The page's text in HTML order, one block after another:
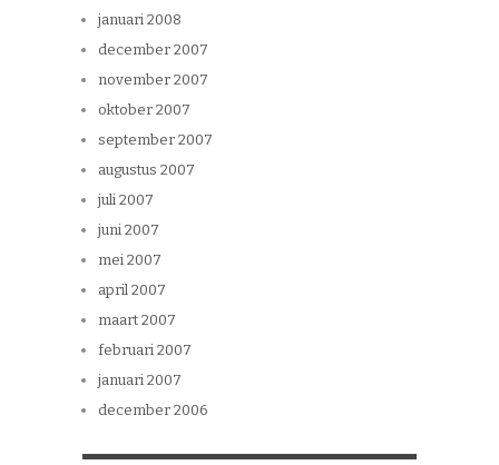
januari 2008
december 2007
november 2007
oktober 2007
september 2007
augustus 2007
juli 2007
juni 2007
mei 2007
april 2007
maart 2007
februari 2007
januari 2007
december 2006